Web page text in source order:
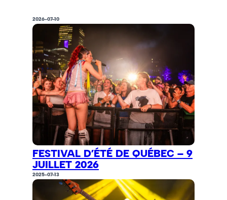
2026-07-10
FESTIVAL D’ÉTÉ DE QUÉBEC – 9
JUILLET 2026
2025-07-13